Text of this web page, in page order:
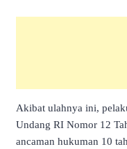
Akibat ulahnya ini,
Undang RI Nomor 12
ancaman hukuman 10